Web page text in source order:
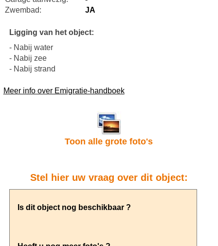
Zwembad:
JA
Ligging van het object:
- Nabij water
- Nabij zee
- Nabij strand
Meer info over Emigratie-handboek
Toon alle grote foto's
Stel hier uw vraag over dit object: